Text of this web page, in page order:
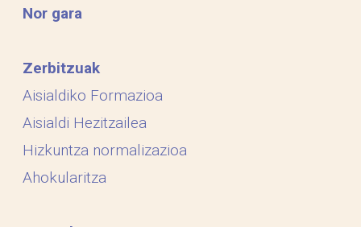
Nor gara
Zerbitzuak
Aisialdiko Formazioa
Aisialdi Hezitzailea
Hizkuntza normalizazioa
Ahokularitza